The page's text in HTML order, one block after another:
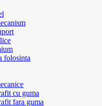
folosinta
cu guma
fara guma